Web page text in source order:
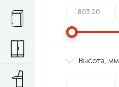
Высота, мм